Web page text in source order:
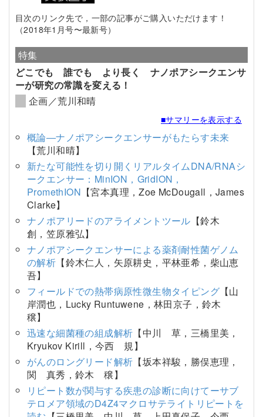
目次のリンク先で，一部の記事がご購入いただけます！
（2018年1月号〜最新号）
特集
どこでも 誰でも より長く ナノポアシークエンサ
ーが研究の常識を変える！
企画／荒川和晴
■サマリーを表示する
概論―ナノポアシークエンサーがもたらす未来
【荒川和晴】
新たな可能性を切り開くリアルタイムDNA/RNAシ
ークエンサー：MinION，GridION，
PromethION 【宮本真理，Zoe McDougall，James
Clarke】
ナノポアリードのアライメントツール 【鈴木
創，笠原雅弘】
ナノポアシークエンサーによる薬剤耐性菌ゲノム
の解析 【鈴木仁人，矢原耕史，平林亜希，柴山恵
吾】
フィールドでの熱帯病原性微生物タイピング 【山
岸潤也，Lucky Runtuwene，林田京子，鈴木
穣】
迅速な細菌種の組成解析 【中川 草，三橋里美，
Kryukov Kirill，今西 規】
がんのロングリード解析 【坂本祥駿，勝俣恵理，
関 真秀，鈴木 穣】
リピート数が関与する疾患の診断に向けてーサブ
テロメア領域のD4Z4マクロサテライトリピートを